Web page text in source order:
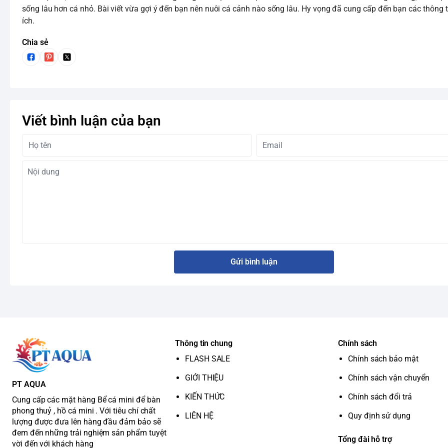
sống lâu hơn cá nhỏ. Bài viết vừa gợi ý đến bạn nên nuôi cá cảnh nào sống lâu. Hy vọng đã cung cấp đến bạn các thông
ích.
Chia sẻ
Viết bình luận của bạn
Gửi bình luận
PT AQUA
Cung cấp các mặt hàng Bể cá mini để bàn
phong thuỷ , hồ cá mini . Với tiêu chí chất
lượng được đưa lên hàng đầu đảm bảo sẽ
đem đến những trải nghiệm sản phẩm tuyệt
vời đến với khách hàng
Thông tin chung
FLASH SALE
GIỚI THIỆU
KIẾN THỨC
LIÊN HỆ
Chính sách
Chính sách bảo mật
Chính sách vận chuyển
Chính sách đổi trả
Quy định sử dụng
Tổng đài hỗ trợ